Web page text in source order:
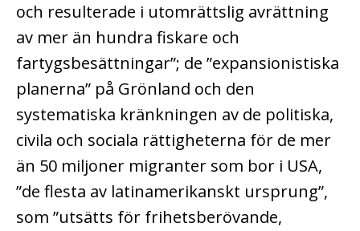
och resulterade i utomrättslig avrättning
av mer än hundra fiskare och
fartygsbesättningar”; de ”expansionistiska
planerna” på Grönland och den
systematiska kränkningen av de politiska,
civila och sociala rättigheterna för de mer
än 50 miljoner migranter som bor i USA,
”de flesta av latinamerikanskt ursprung”,
som ”utsätts för frihetsberövande,